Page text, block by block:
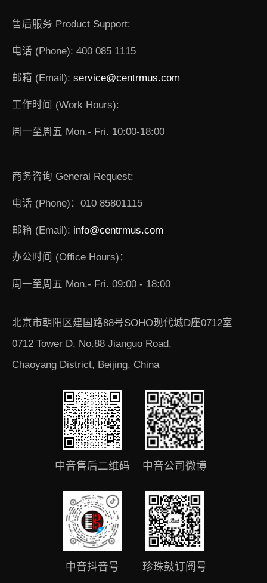
售后服务 Product Support:
电话 (Phone): 400 085 1115
邮箱 (Email): service@centrmus.com
工作时间 (Work Hours):
周一至周五 Mon.- Fri. 10:00-18:00
商务咨询 General Request:
电话 (Phone)：010 85801115
邮箱 (Email): info@centrmus.com
办公时间 (Office Hours)：
周一至周五 Mon.- Fri. 09:00 - 18:00
北京市朝阳区建国路88号SOHO现代城D座0712室
0712 Tower D, No.88 Jianguo Road,
Chaoyang District, Beijing, China
中音售后二维码 中音公司微博
中音抖音号 珍珠鼓订阅号